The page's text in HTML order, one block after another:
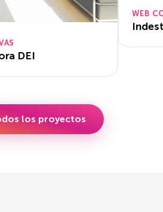
DEI
WEB
los proyectos